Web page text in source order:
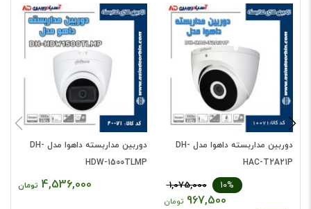
“دوربین مداربسته داهوا مدل DH-HAC-HDW1200RP”
نشانی ایمیل شما منتشر نخواهد شد.
بخش‌های موردنیاز علامت‌گذاری
شده‌اند*
امتیاز شما
دیدگاه شما
دوربین مداربسته داهوا مدل DH-
HAC-T2A21P
10%
1,075,000
967,500 تومان
دوربین مداربسته داهوا مدل DH-
HDW-1500TLMP
4,536,000 تومان